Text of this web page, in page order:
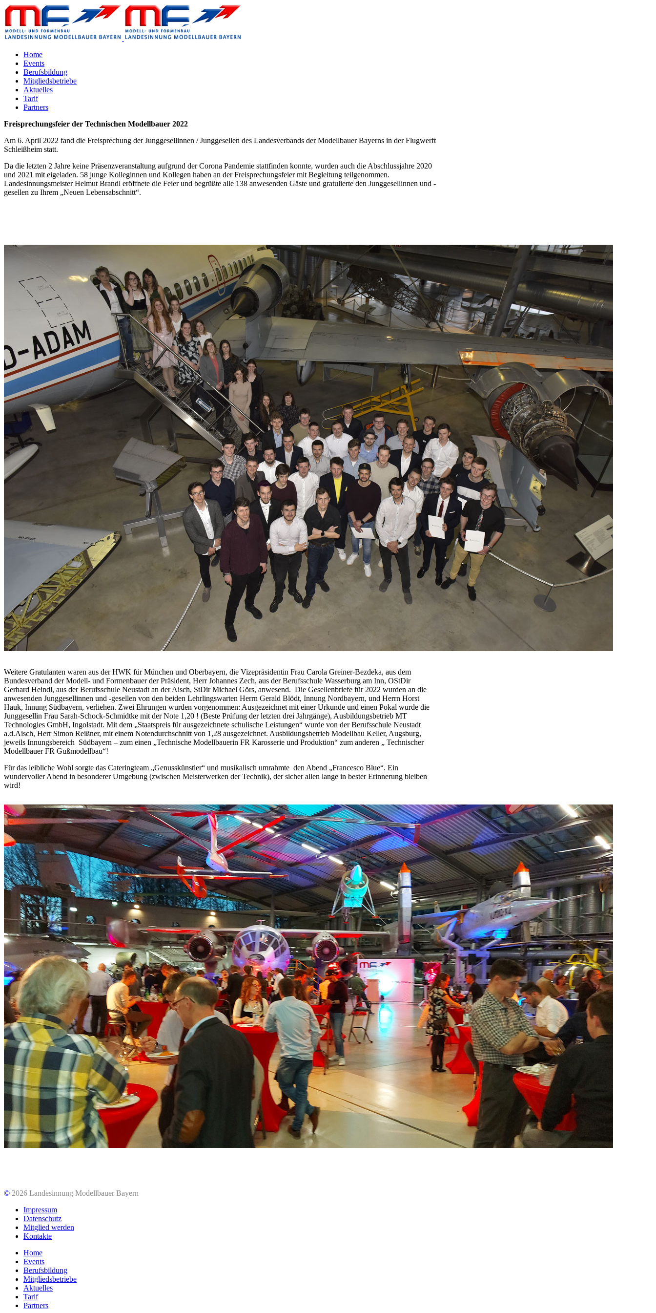
Home
Events
Berufsbildung
Mitgliedsbetriebe
Aktuelles
Tarif
Partners
Freisprechungsfeier der Technischen Modellbauer 2022
Am 6. April 2022 fand die Freisprechung der Junggesellinnen / Junggesellen des Landesverbands der Modellbauer Bayerns in der Flugwerft
Schleißheim statt.
Da die letzten 2 Jahre keine Präsenzveranstaltung aufgrund der Corona Pandemie stattfinden konnte, wurden auch die Abschlussjahre 2020
und 2021 mit eigeladen. 58 junge Kolleginnen und Kollegen haben an der Freisprechungsfeier mit Begleitung teilgenommen.
Landesinnungsmeister Helmut Brandl eröffnete die Feier und begrüßte alle 138 anwesenden Gäste und gratulierte den Junggesellinnen und -
gesellen zu Ihrem „Neuen Lebensabschnitt“.
Weitere Gratulanten waren aus der HWK für München und Oberbayern, die Vizepräsidentin Frau Carola Greiner-Bezdeka, aus dem
Bundesverband der Modell- und Formenbauer der Präsident, Herr Johannes Zech, aus der Berufsschule Wasserburg am Inn, OStDir
Gerhard Heindl, aus der Berufsschule Neustadt an der Aisch, StDir Michael Görs, anwesend. Die Gesellenbriefe für 2022 wurden an die
anwesenden Junggesellinnen und -gesellen von den beiden Lehrlingswarten Herrn Gerald Blödt, Innung Nordbayern, und Herrn Horst
Hauk, Innung Südbayern, verliehen. Zwei Ehrungen wurden vorgenommen: Ausgezeichnet mit einer Urkunde und einen Pokal wurde die
Junggesellin Frau Sarah-Schock-Schmidtke mit der Note 1,20 ! (Beste Prüfung der letzten drei Jahrgänge), Ausbildungsbetrieb MT
Technologies GmbH, Ingolstadt. Mit dem „Staatspreis für ausgezeichnete schulische Leistungen“ wurde von der Berufsschule Neustadt
a.d.Aisch, Herr Simon Reißner, mit einem Notendurchschnitt von 1,28 ausgezeichnet. Ausbildungsbetrieb Modellbau Keller, Augsburg,
jeweils Innungsbereich Südbayern – zum einen „Technische Modellbauerin FR Karosserie und Produktion“ zum anderen „ Technischer
Modellbauer FR Gußmodellbau“!
Für das leibliche Wohl sorgte das Cateringteam „Genusskünstler“ und musikalisch umrahmte den Abend „Francesco Blue“. Ein
wundervoller Abend in besonderer Umgebung (zwischen Meisterwerken der Technik), der sicher allen lange in bester Erinnerung bleiben
wird!
© 2026 Landesinnung Modellbauer Bayern
Impressum
Datenschutz
Mitglied werden
Kontakte
Home
Events
Berufsbildung
Mitgliedsbetriebe
Aktuelles
Tarif
Partners